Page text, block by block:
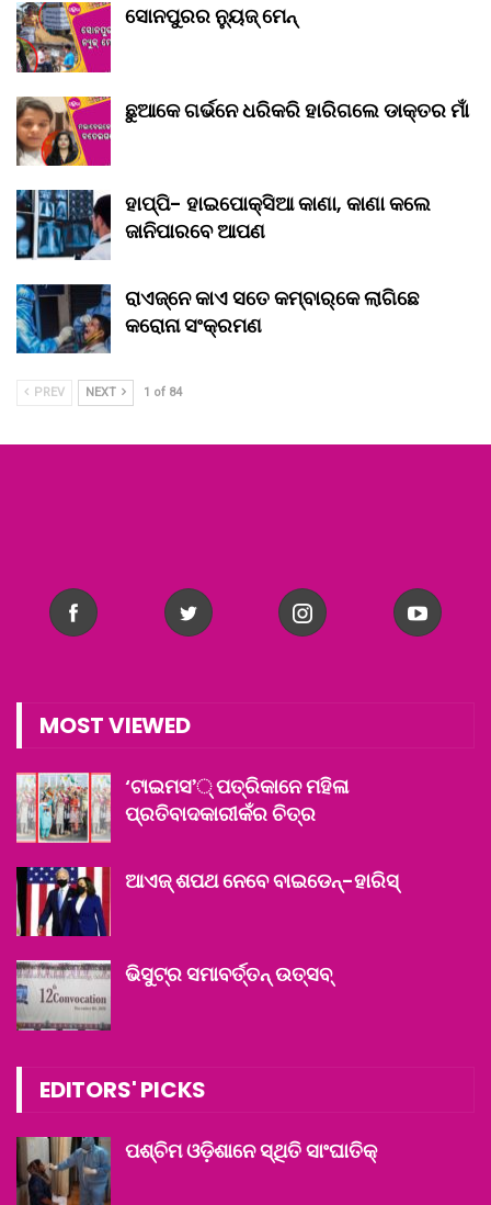
ସୋନପୁରର ନ୍ୟୁଜ୍ ମେନ୍
ଛୁଆକେ ଗର୍ଭନେ ଧରିକରି ହାରିଗଲେ ଡାକ୍ତର ମାଁ
ହାପ୍ପି- ହାଇପୋକ୍ସିଆ କାଣା, କାଣା କଲେ
ଜାନିପାରବେ ଆପଣ
ରାଏଜ୍‌ନେ କାଏ ସତେ କମ୍‌ବାର୍‌କେ ଲାଗିଛେ
କରୋନା ସଂକ୍ରମଣ
PREV NEXT 1 of 84
MOST VIEWED
‘ଟାଇମସ’୍ ପତ୍ରିକାନେ ମହିଳା
ପ୍ରତିବାଦକାରୀକଁର ଚିତ୍ର
ଆଏଜ୍ ଶପଥ ନେବେ ବାଇଡେନ୍‌-ହାରିସ୍‌
ଭିସୁଟ୍‌ର ସମାବର୍ତ୍ତନ୍ ଉତ୍ସବ୍‌
EDITORS' PICKS
ପଶ୍ଚିମ ଓଡ଼ିଶାନେ ସ୍ଥିତି ସାଂଘାତିକ୍